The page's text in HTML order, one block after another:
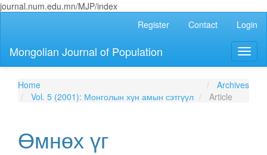
journal.num.edu.mn/MJP/index
Content
Sidebar
Register Contact Login
Mongolian Journal of Population
Home
Archives
Vol. 5 (2001): Монголын хүн амын сэтгүүл
Article
Өмнөх үг